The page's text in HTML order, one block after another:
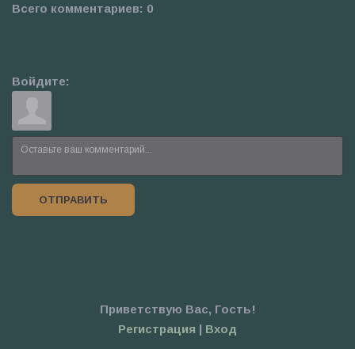
Всего комментариев: 0
Войдите:
ОТПРАВИТЬ
Приветствую Вас, Гость!
Регистрация | Вход